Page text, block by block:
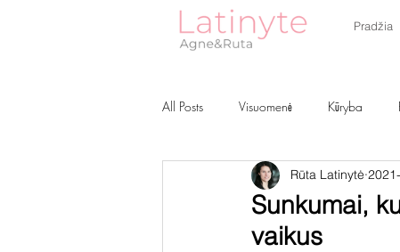
Pradžia
All Posts Visuomenė Kūryba
Sunkumai,
vaikus
Rūta Latinytė